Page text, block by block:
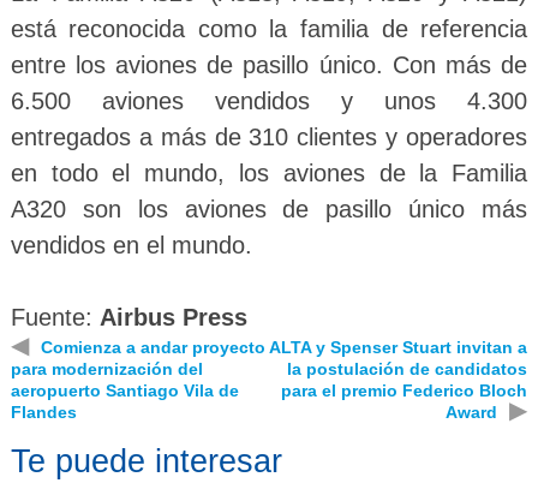
está reconocida como la familia de referencia
entre los aviones de pasillo único. Con más de
6.500 aviones vendidos y unos 4.300
entregados a más de 310 clientes y operadores
en todo el mundo, los aviones de la Familia
A320 son los aviones de pasillo único más
vendidos en el mundo.
Fuente: Airbus Press
◀
Comienza a andar proyecto
para modernización del
aeropuerto Santiago Vila de
Flandes
ALTA y Spenser Stuart invitan a
la postulación de candidatos
para el premio Federico Bloch
Award
▶
Te puede interesar